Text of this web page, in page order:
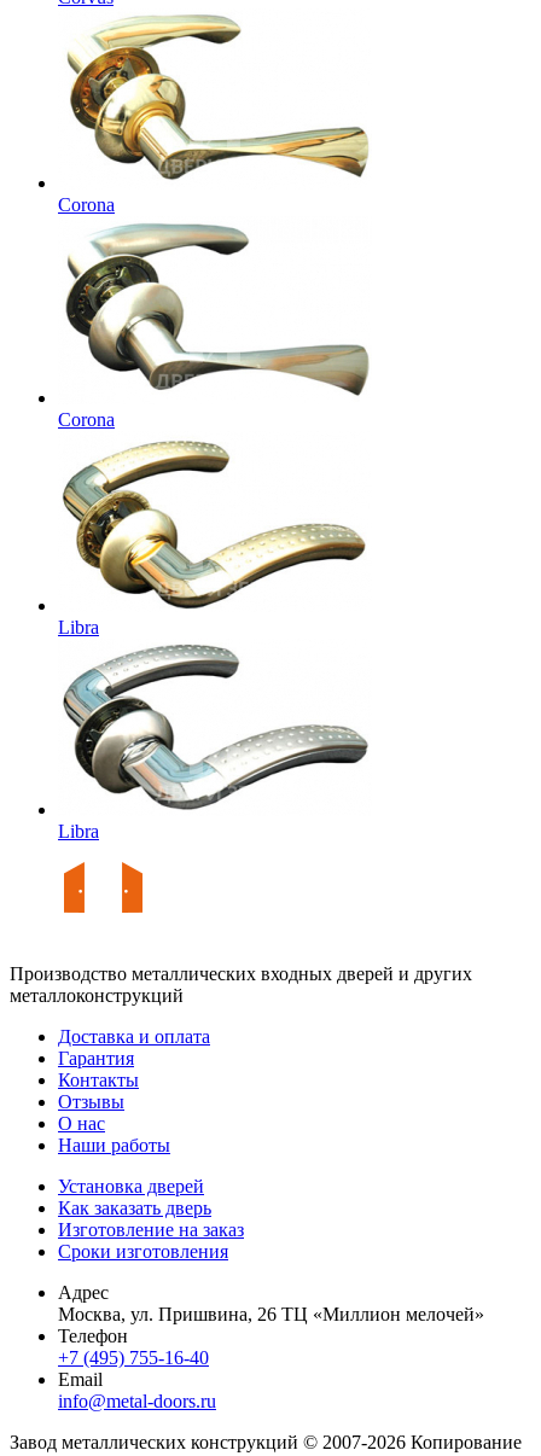
Corona
Corona
Libra
Libra
Производство металлических входных дверей и других
металлоконструкций
Доставка и оплата
Гарантия
Контакты
Отзывы
О нас
Наши работы
Установка дверей
Как заказать дверь
Изготовление на заказ
Сроки изготовления
Адрес
Москва, ул. Пришвина, 26 ТЦ «Миллион мелочей»
Телефон
+7 (495) 755-16-40
Email
info@metal-doors.ru
Завод металлических конструкций © 2007-2026 Копирование